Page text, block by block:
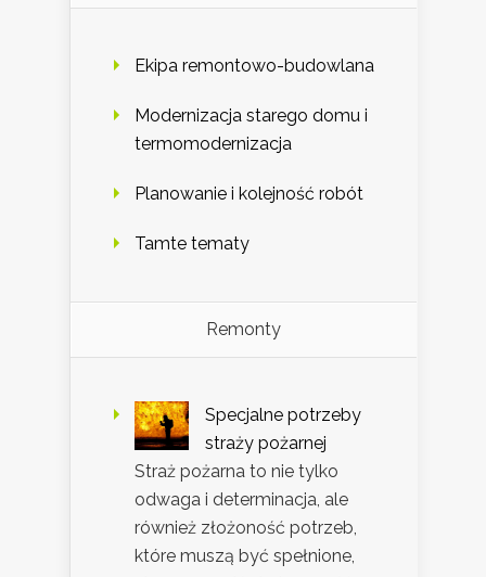
Ekipa remontowo-budowlana
Modernizacja starego domu i
termomodernizacja
Planowanie i kolejność robót
Tamte tematy
Remonty
Specjalne potrzeby
straży pożarnej
Straż pożarna to nie tylko
odwaga i determinacja, ale
również złożoność potrzeb,
które muszą być spełnione,